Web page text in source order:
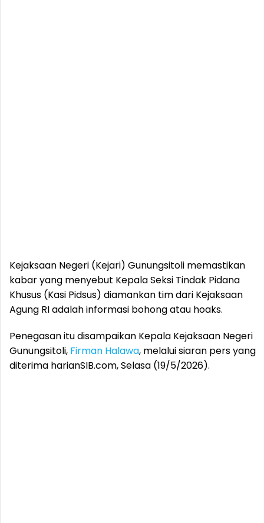
Kejaksaan Negeri (Kejari) Gunungsitoli memastikan
kabar yang menyebut Kepala Seksi Tindak Pidana
Khusus (Kasi Pidsus) diamankan tim dari Kejaksaan
Agung RI adalah informasi bohong atau hoaks.
Penegasan itu disampaikan Kepala Kejaksaan Negeri
Gunungsitoli, Firman Halawa, melalui siaran pers yang
diterima harianSIB.com, Selasa (19/5/2026).